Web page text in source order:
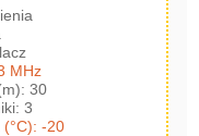
MHz
30
3
-20